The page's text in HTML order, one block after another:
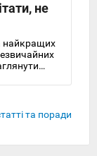
не
найкращих
та поради